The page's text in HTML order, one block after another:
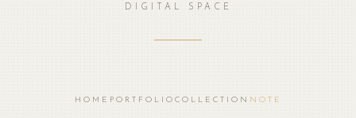
DIGITAL SPACE
HOME PORTFOLIO COLLECTION NOTE